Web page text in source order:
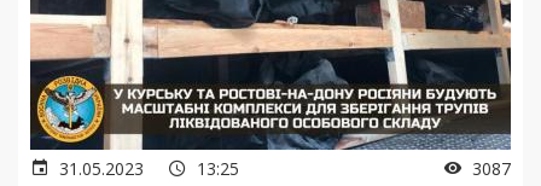
31.05.2023 13:25 3087